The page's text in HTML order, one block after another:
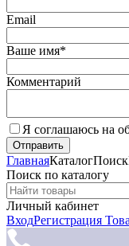
Email
Ваше имя*
Комментарий
Я соглашаюсь на
ГлавнаяКаталогПоиск
Поиск по каталогу
Личный кабинет
ВходРегистрация